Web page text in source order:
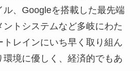
ル、Googleを搭載した最先端
トシステムなど多岐にわた
トレインにいち早く取り組ん
環境に優しく、経済的でもあ